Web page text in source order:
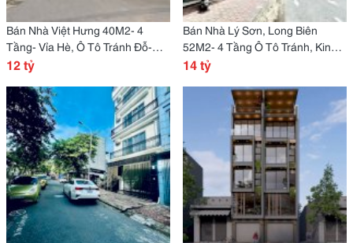
Bán Nhà Việt Hưng 40M2- 4
Tầng- Vỉa Hè, Ô Tô Tránh Đỗ-
12.X Tỷ
12 tỷ
Bán Nhà Lý Sơn, Long Biên
52M2- 4 Tầng Ô Tô Tránh, Kinh
Doanh Đỉnh- 14 Tỷ
14 tỷ